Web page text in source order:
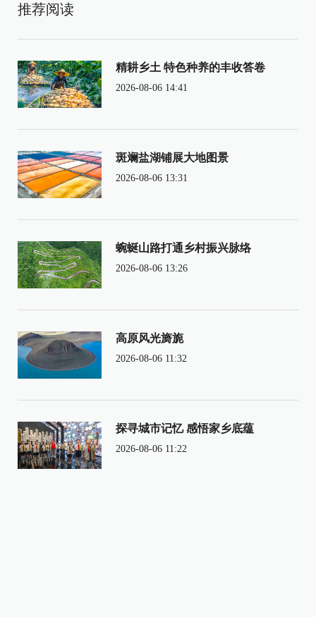
推荐阅读
精耕乡土 特色种养的丰收答卷
2026-08-06 14:41
斑斓盐湖铺展大地图景
2026-08-06 13:31
蜿蜒山路打通乡村振兴脉络
2026-08-06 13:26
高原风光旖旎
2026-08-06 11:32
探寻城市记忆 感悟家乡底蕴
2026-08-06 11:22